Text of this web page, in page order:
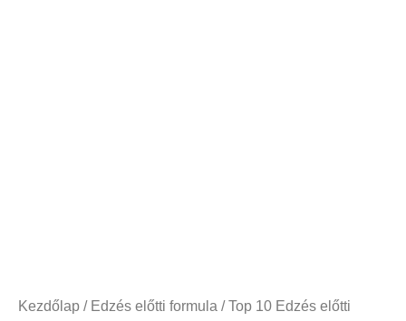
Kezdőlap / Edzés előtti formula /Top 10 Edzés előtti